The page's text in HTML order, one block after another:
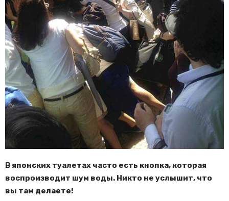
В японских туалетах часто есть кнопка, которая
воспроизводит шум воды. Никто не услышит, что
вы там делаете!